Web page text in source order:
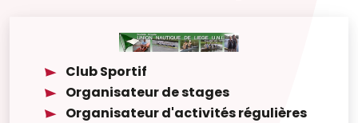
Club Sportif
Organisateur de stages
Organisateur d'activités régulières